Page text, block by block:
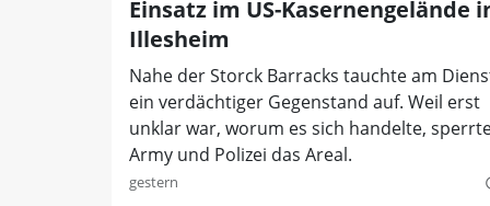
Einsatz im US-Kasernengelände
Illesheim
Nahe der Storck Barracks tauchte am
ein verdächtiger Gegenstand auf. Weil erst
unklar war, worum es sich handelte,
Army und Polizei das Areal.
gestern